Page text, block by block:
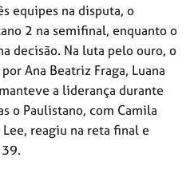
equipes na disputa, o
2 na semifinal, enquanto o
decisão. Na luta pelo ouro, o
Ana Beatriz Fraga, Luana
a liderança durante
o Paulistano, com Camila
reagiu na reta final e